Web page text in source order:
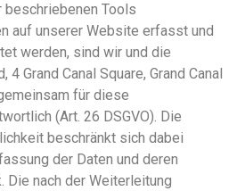
Tools
auf unserer Website erfasst und
werden, sind wir und die
Grand Canal Square, Grand Canal
für diese
(Art. 26 DSGVO). Die
beschränkt sich dabei
der Daten und deren
Die nach der Weiterleitung